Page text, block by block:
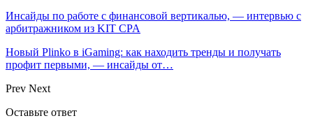
Инсайды по работе с финансовой вертикалью, — интервью с
арбитражником из KIT CPA
Новый Plinko в iGaming: как находить тренды и получать
профит первыми, — инсайды от…
Prev Next
Оставьте ответ